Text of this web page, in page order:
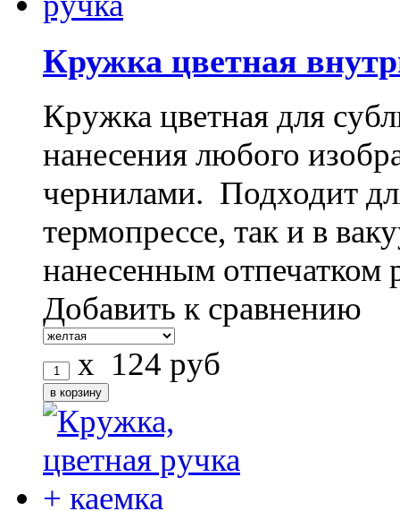
Кружка цветная
Кружка цветная для
нанесения любого
чернилами. Подходит
термопрессе, так и в
нанесенным
Добавить к сравнению
x 124 руб